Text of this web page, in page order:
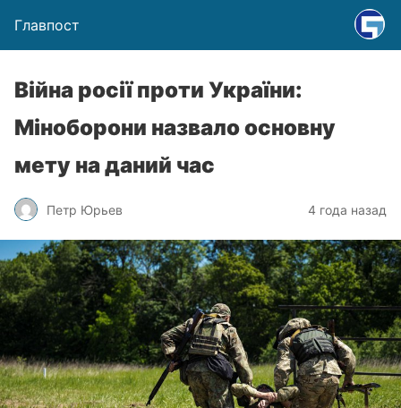
Главпост
Війна росії проти України:
Міноборони назвало основну
мету на даний час
Петр Юрьев 4 года назад